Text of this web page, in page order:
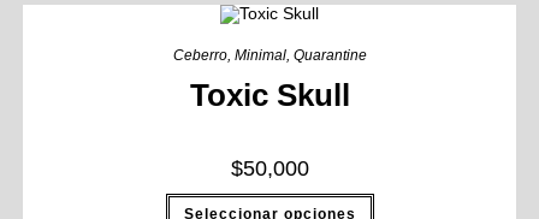
Ceberro, Minimal, Quarantine
Toxic Skull
$50,000
Seleccionar opciones